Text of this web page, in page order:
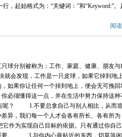
，起始格式为：“关键词：”和“Keyword:”
阅
球分别被称为：工作、家庭、健康、朋友
发现，工作是一只皮球，如果它掉到地
如果你让任何一个掉到地上，便会无可挽回
必须懂得这一点，并在生活中努力保持这种
？ 1.不要总拿自己与别人相比，从而造
异，我们每一个人才会各有所长、各有所
为实现自己目标的依据。只有通过你自
要。 3.与你内心最贴近的东西，切莫等闲